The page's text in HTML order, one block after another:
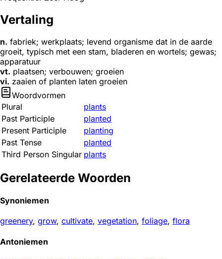
Vertaling
n. fabriek; werkplaats; levend organisme dat in de aarde
groeit, typisch met een stam, bladeren en wortels; gewas;
apparatuur
vt. plaatsen; verbouwen; groeien
vi. zaaien of planten laten groeien
Woordvormen
Plural
plants
Past Participle
planted
Present Participle
planting
Past Tense
planted
Third Person Singular plants
Gerelateerde Woorden
Synoniemen
greenery, grow, cultivate, vegetation, foliage, flora
Antoniemen